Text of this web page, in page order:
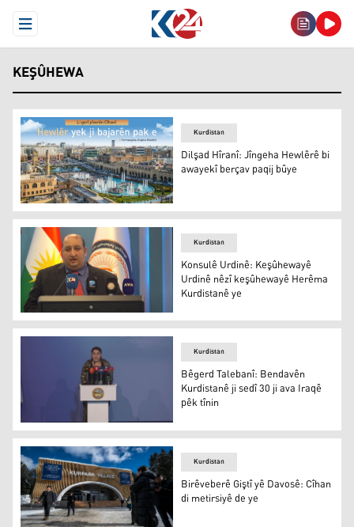
Open Menu
KEŞÛHEWA
Dilşad Hîranî: Jîngeha Hewlêrê bi awayekî berçav paqij
Kurdistan
Dilşad Hîranî: Jîngeha Hewlêrê bi
awayekî berçav paqij bûye
Muhened Xetîb
Kurdistan
Konsulê Urdinê: Keşûhewayê
Urdinê nêzî keşûhewayê Herêma
Kurdistanê ye
Bêgerd Talebanî: Bendavên Kurdistanê ji sedî 30 ji ava
Kurdistan
Bêgerd Talebanî: Bendavên
Kurdistanê ji sedî 30 ji ava Iraqê
pêk tînin
Kurdistan
Birêveberê Giştî yê Davosê: Cîhan
di metirsiyê de ye